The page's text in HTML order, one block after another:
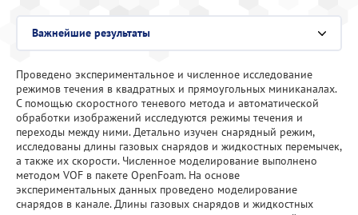
Национальный проект "Наука и университеты"
Крупный научный проект
Важнейшие результаты
Фундаментальные исследования
Прикладные разработки
Выберите раздел
Проведено экспериментальное и численное исследование
режимов течения в квадратных и прямоугольных миниканалах.
С помощью скоростного теневого метода и автоматической
обработки изображений исследуются режимы течения и
переходы между ними. Детально изучен снарядный режим,
исследованы длины газовых снарядов и жидкостных перемычек,
а также их скорости. Численное моделирование выполнено
методом VOF в пакете OpenFoam. На основе
экспериментальных данных проведено моделирование
снарядов в канале. Длины газовых снарядов и жидкостных